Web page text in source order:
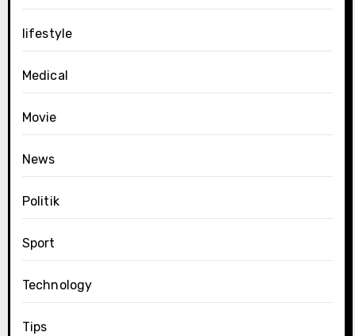
lifestyle
Medical
Movie
News
Politik
Sport
Technology
Tips